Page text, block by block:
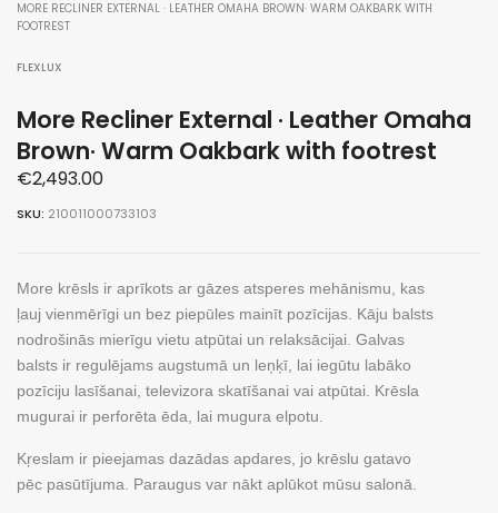
MORE RECLINER EXTERNAL · LEATHER OMAHA BROWN· WARM OAKBARK WITH
FOOTREST
FLEXLUX
More Recliner External · Leather Omaha
Brown· Warm Oakbark with footrest
€2,493.00
SKU: 210011000733103
More krēsls ir aprīkots ar gāzes atsperes mehānismu, kas
ļauj vienmērīgi un bez piepūles mainīt pozīcijas. Kāju balsts
nodrošinās mierīgu vietu atpūtai un relaksācijai. Galvas
balsts ir regulējams augstumā un leņķī, lai iegūtu labāko
pozīciju lasīšanai, televizora skatīšanai vai atpūtai. Krēsla
mugurai ir perforēta ēda, lai mugura elpotu.
Kŗeslam ir pieejamas dazādas apdares, jo krēslu gatavo
pēc pasūtījuma. Paraugus var nākt aplūkot mūsu salonā.